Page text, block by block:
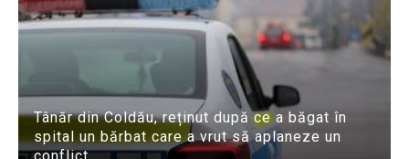
Tânăr din Coldău, reținut după ce a băgat în
spital un bărbat care a vrut să aplaneze un
conflict